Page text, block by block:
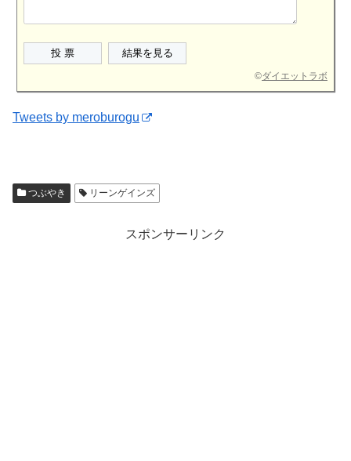
©ダイエットラボ
Tweets by meroburogu
つぶやき リーンゲインズ
スポンサーリンク